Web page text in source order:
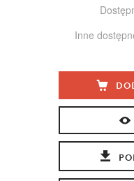
Inne